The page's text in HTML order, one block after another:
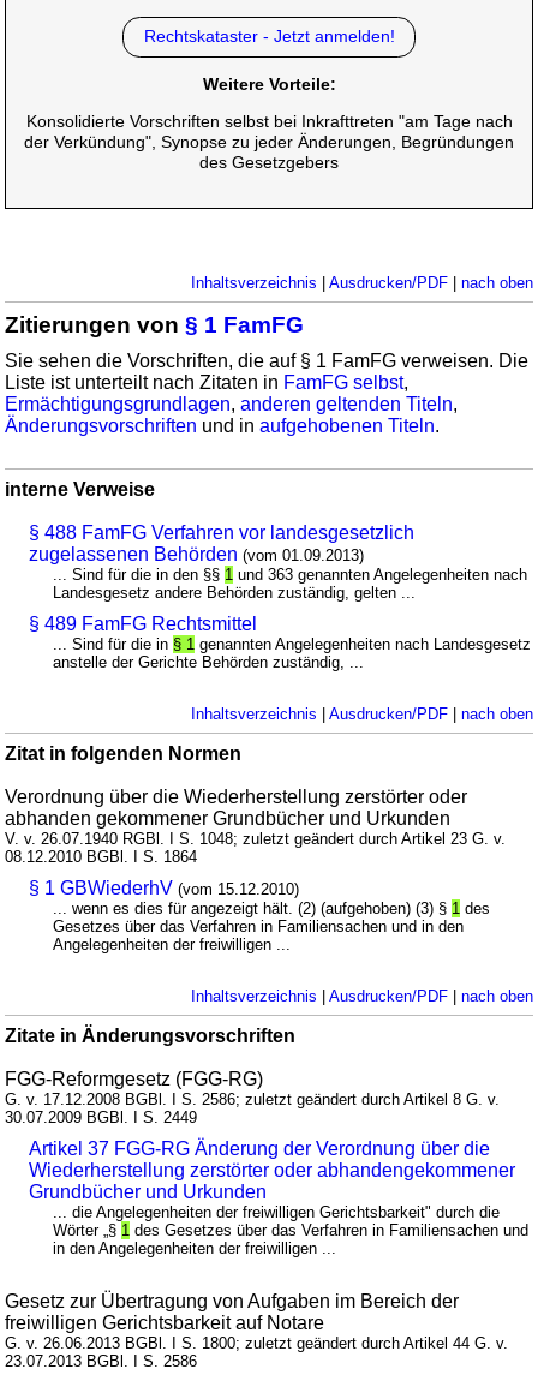
Rechtskataster - Jetzt anmelden!
Weitere Vorteile:
Konsolidierte Vorschriften selbst bei Inkrafttreten "am Tage nach
der Verkündung", Synopse zu jeder Änderungen, Begründungen
des Gesetzgebers
Inhaltsverzeichnis Ausdrucken/PDF| nach oben
Zitierungen von§ 1 FamFG
Sie sehen die Vorschriften, die auf § 1 FamFG verweisen. Die
Liste ist unterteilt nach Zitaten in FamFG selbst,
Ermächtigungsgrundlagen,anderen geltenden Titeln,
Änderungsvorschriften und inaufgehobenen Titeln.
interne Verweise
§ 488 FamFG Verfahren vor landesgesetzlich
zugelassenen Behörden (vom 01.09.2013)
... Sind für die in den §§ 1 und 363 genannten Angelegenheiten nach
Landesgesetz andere Behörden zuständig, gelten ...
§ 489 FamFG Rechtsmittel
... Sind für die in § 1 genannten Angelegenheiten nach Landesgesetz
anstelle der Gerichte Behörden zuständig, ...
Inhaltsverzeichnis Ausdrucken/PDF| nach oben
Zitat in folgenden Normen
Verordnung über die Wiederherstellung zerstörter oder
abhanden gekommener Grundbücher und Urkunden
V. v. 26.07.1940 RGBl. I S. 1048; zuletzt geändert durch Artikel 23 G. v.
08.12.2010 BGBl. I S. 1864
§ 1 GBWiederhV (vom 15.12.2010)
... wenn es dies für angezeigt hält. (2) (aufgehoben) (3) § 1 des
Gesetzes über das Verfahren in Familiensachen und in den
Angelegenheiten der freiwilligen ...
Inhaltsverzeichnis Ausdrucken/PDF| nach oben
Zitate in Änderungsvorschriften
FGG-Reformgesetz (FGG-RG)
G. v. 17.12.2008 BGBl. I S. 2586; zuletzt geändert durch Artikel 8 G. v.
30.07.2009 BGBl. I S. 2449
Artikel 37 FGG-RG Änderung der Verordnung über die
Wiederherstellung zerstörter oder abhandengekommener
Grundbücher und Urkunden
... die Angelegenheiten der freiwilligen Gerichtsbarkeit" durch die
Wörter „§ 1 des Gesetzes über das Verfahren in Familiensachen und
in den Angelegenheiten der freiwilligen ...
Gesetz zur Übertragung von Aufgaben im Bereich der
freiwilligen Gerichtsbarkeit auf Notare
G. v. 26.06.2013 BGBl. I S. 1800; zuletzt geändert durch Artikel 44 G. v.
23.07.2013 BGBl. I S. 2586